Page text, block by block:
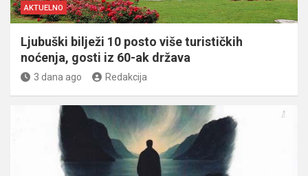
AKTUELNO
Ljubuški bilježi 10 posto više turističkih
noćenja, gosti iz 60-ak država
3 dana ago Redakcija